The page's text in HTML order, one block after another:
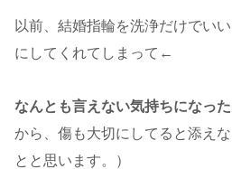
以前、結婚指輪を洗浄だけでい
にしてくれてしまって←
なんとも言えない気持ちになった
から、傷も大切にしてると添え
とと思います。）